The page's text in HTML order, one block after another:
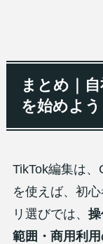
まとめ｜
を始めよう
TikTok編集は
を使えば、初
リ選びでは、
範囲・商用利